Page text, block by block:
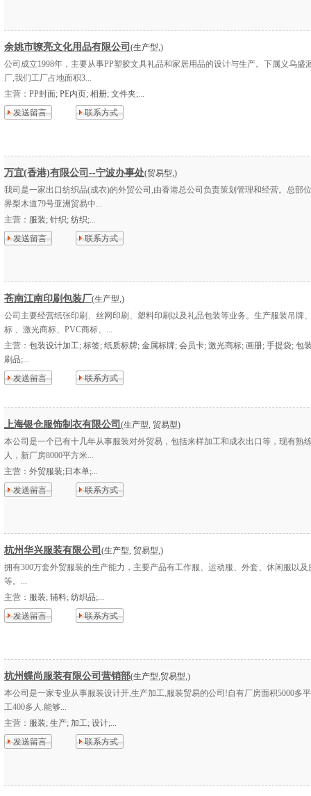
余姚市嘹亮文化用品有限公司 (生产型,)
公司成立1998年，主要从事PP塑胶文具礼品和家居用品的设计与生产。下属义乌盛
厂,我们工厂占地面积3...
主营： PP封面; PE内页; 相册; 文件夹;...
发送留言
联系方式
万宜(香港)有限公司--宁波办事处(贸易型,)
我司是一家出口纺织品(成衣)的外贸公司,由香港总公司负责策划管理和经营。总部
界梨木道79号亚洲贸易中...
主营： 服装; 针织; 纺织;...
发送留言
联系方式
苍南江南印刷包装厂(生产型,)
公司主要经营纸张印刷、丝网印刷、塑料印刷以及礼品包装等业务。生产服装吊牌
标 、激光商标、PVC商标、...
主营： 包装设计加工; 标签; 纸质标牌; 金属标牌; 会员卡; 激光商标; 画册; 手提袋; 包
刷品;...
发送留言
联系方式
上海银仓服饰制衣有限公司 (生产型, 贸易型)
本公司是一个已有十几年从事服装对外贸易，包括来样加工和成衣出口等，现有熟
人，新厂房8000平方米...
主营： 外贸服装;日本单;...
发送留言
联系方式
杭州华兴服装有限公司 (生产型, 贸易型,)
拥有300万套外贸服装的生产能力，主要产品有工作服、运动服、外套、休闲服以及
等。...
主营： 服装; 辅料; 纺织品;...
发送留言
联系方式
杭州蝶尚服装有限公司营销部(生产型,贸易型,)
本公司是一家专业从事服装设计开,生产加工,服装贸易的公司!自有厂房面积5000多
工400多人.能够...
主营： 服装; 生产; 加工; 设计;...
发送留言
联系方式